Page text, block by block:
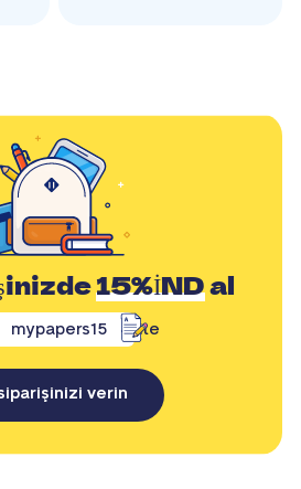
15%İNDal
mypapers15 ile
verin